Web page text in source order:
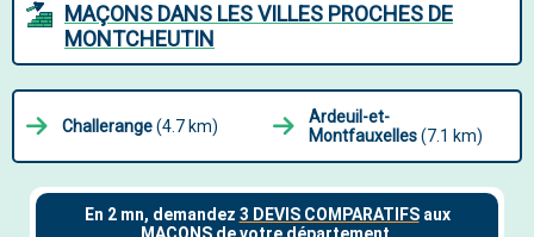
MAÇONS DANS LES VILLES PROCHES DE
MONTCHEUTIN
Challerange(4.7 km)
Ardeuil-et-
Montfauxelles(7.1 km)